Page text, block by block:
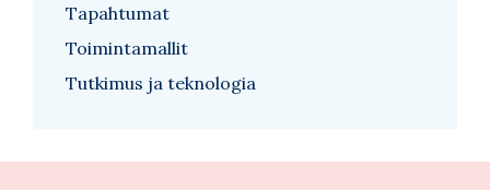
Tapahtumat
Toimintamallit
Tutkimus ja teknologia